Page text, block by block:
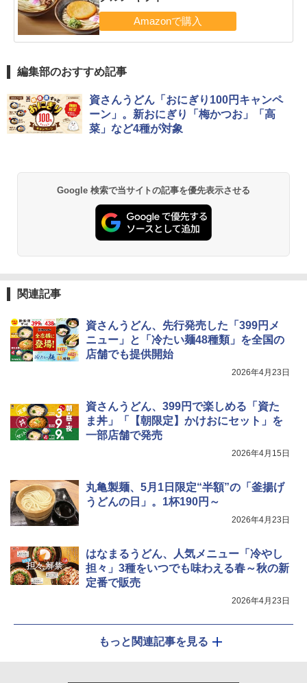
編集部のおすすめ記事
資さんうどん「おにぎり100円キャンペ
ーン」。新おにぎり「梅かつお」「高
菜」など4種が対象
Google 検索で当サイトの記事を優先表示させる
関連記事
資さんうどん、先行発売した「399円メ
ニュー」と「冷たい麺48種類」を全国の
店舗でも提供開始
2026年4月23日
資さんうどん、399円で楽しめる「資た
ま丼」「【朝限定】かけおにセット」を
一部店舗で発売
2026年4月15日
丸亀製麺、5月1日限定“半額”の「釜揚げ
うどんの日」。1杯190円～
2026年4月23日
はなまるうどん、人気メニュー「冷やし
担々」3種をいつでも味わえる春～秋の新
定番で販売
2026年4月23日
もっと関連記事を見る